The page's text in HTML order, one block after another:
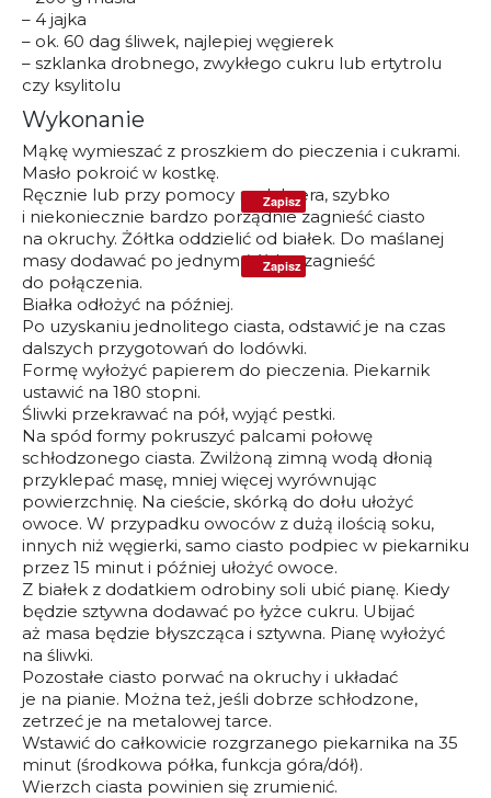
– 4 jajka
– ok. 60 dag śliwek, najlepiej węgierek
– szklanka drobnego, zwykłego cukru lub ertytrolu
czy ksylitolu
Wykonanie
Mąkę wymieszać z proszkiem do pieczenia i cukrami.
Masło pokroić w kostkę.
Ręcznie lub przy pomocy malaksera, szybko
i niekoniecznie bardzo porządnie zagnieść ciasto
na okruchy. Żółtka oddzielić od białek. Do maślanej
masy dodawać po jednym żółtku, zagnieść
do połączenia.
Białka odłożyć na później.
Po uzyskaniu jednolitego ciasta, odstawić je na czas
dalszych przygotowań do lodówki.
Formę wyłożyć papierem do pieczenia. Piekarnik
ustawić na 180 stopni.
Śliwki przekrawać na pół, wyjąć pestki.
Na spód formy pokruszyć palcami połowę
schłodzonego ciasta. Zwilżoną zimną wodą dłonią
przyklepać masę, mniej więcej wyrównując
powierzchnię. Na cieście, skórką do dołu ułożyć
owoce. W przypadku owoców z dużą ilością soku,
innych niż węgierki, samo ciasto podpiec w piekarniku
przez 15 minut i później ułożyć owoce.
Z białek z dodatkiem odrobiny soli ubić pianę. Kiedy
będzie sztywna dodawać po łyżce cukru. Ubijać
aż masa będzie błyszcząca i sztywna. Pianę wyłożyć
na śliwki.
Pozostałe ciasto porwać na okruchy i układać
je na pianie. Można też, jeśli dobrze schłodzone,
zetrzeć je na metalowej tarce.
Wstawić do całkowicie rozgrzanego piekarnika na 35
minut (środkowa półka, funkcja góra/dół).
Wierzch ciasta powinien się zrumienić.
Zapisz
Zapisz